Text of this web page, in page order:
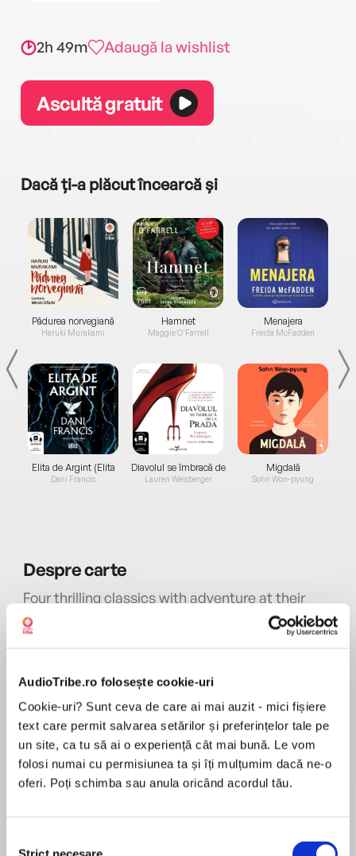
AudioTribe.ro folosește cookie-uri
Cookie-uri? Sunt ceva de care ai mai auzit - mici fișiere
text care permit salvarea setărilor și preferințelor tale pe
un site, ca tu să ai o experiență cât mai bună. Le vom
folosi numai cu permisiunea ta și îți mulțumim dacă ne-o
oferi. Poți schimba sau anula oricând acordul tău.
2h 49m Adaugă la wishlist
Ascultă gratuit
Dacă ți-a plăcut încearcă și
Pădurea norvegiană
Haruki Murakami
Elita de Argint (Elita
de...
Dani Francis
Hamnet
Maggie O'Farrell
Diavolul se îmbracă de
la...
Lauren Weisberger
Menajera
Freida McFadden
Migdală
Sohn Won-pyung
Desprecarte
Four thrilling classics with adventure at their
hearts, abridged especially for young listeners:
The Three Musketeer’s, The Jungle Book, Black
keep children entertained while on the move!
Introduce your children to four much-loved
adventure stories. These abridged versions of
classic stories will become firm favourites in
MAI MULT
În acest moment nu există recenzii
pentru această carte
Alexandre Dumas
master of ripping yarns full of fearless heroes,